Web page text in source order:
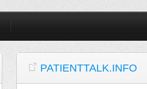
PATIENTTALK.INFO